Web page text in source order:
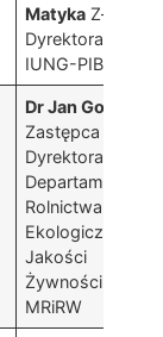
Matyka Z-ca
Dyrektora
IUNG-PIB
Dr Jan Golba
Zastępca
Dyrektora
Departamentu
Rolnictwa
Ekologicznego i
Jakości
Żywności
MRiRW